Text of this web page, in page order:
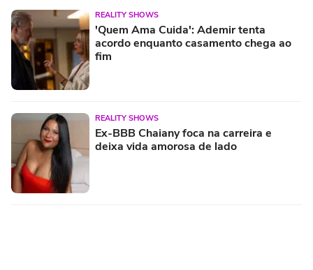
REALITY SHOWS
'Quem Ama Cuida': Ademir tenta
acordo enquanto casamento chega ao
fim
REALITY SHOWS
Ex-BBB Chaiany foca na carreira e
deixa vida amorosa de lado